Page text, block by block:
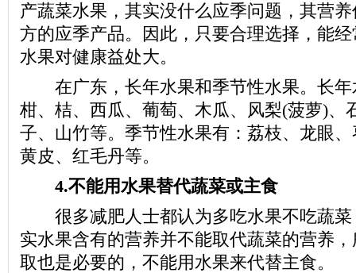
产蔬菜水果，其实没什么应季问题，其营
方的应季产品。因此，只要合理选择，能
水果对健康益处大。
在广东，长年水果和季节性水果。长年
柑、桔、西瓜、葡萄、木瓜、风梨(菠萝)、
子、山竹等。季节性水果有：荔枝、龙眼
黄皮、红毛丹等。
4.不能用水果替代蔬菜或主食
很多减肥人士都认为多吃水果不吃蔬菜
实水果含有的营养并不能取代蔬菜的营养
取也是必要的，不能用水果来代替主食。